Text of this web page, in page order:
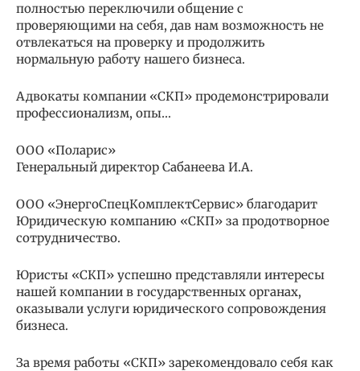
полностью переключили общение с
проверяющими на себя, дав нам возможность не
отвлекаться на проверку и продолжить
нормальную работу нашего бизнеса.
Адвокаты компании «СКП» продемонстрировали
профессионализм, опы…
ООО «Поларис»
Генеральный директор Сабанеева И.А.
ООО «ЭнергоСпецКомплектСервис» благодарит
Юридическую компанию «СКП» за продотворное
сотрудничество.
Юристы «СКП» успешно представляли интересы
нашей компании в государственных органах,
оказывали услуги юридического сопровождения
бизнеса.
За время работы «СКП» зарекомендовало себя как